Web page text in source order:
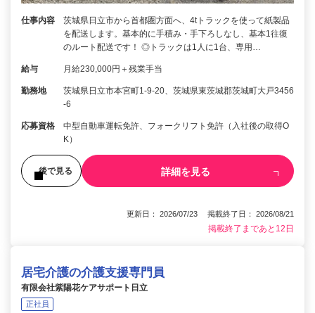
仕事内容
茨城県日立市から首都圏方面へ、4tトラックを使って紙製品
を配送します。基本的に手積み・手下ろしなし、基本1往復
のルート配送です！ ◎トラックは1人に1台、専用…
給与 月給230,000円＋残業手当
勤務地
茨城県日立市本宮町1-9-20、茨城県東茨城郡茨城町大戸3456
-6
応募資格
中型自動車運転免許、フォークリフト免許（入社後の取得O
K）
後で見る 詳細を見る
更新日： 2026/07/23 掲載終了日： 2026/08/21
掲載終了まであと12日
居宅介護の介護支援専門員
有限会社紫陽花ケアサポート日立
正社員